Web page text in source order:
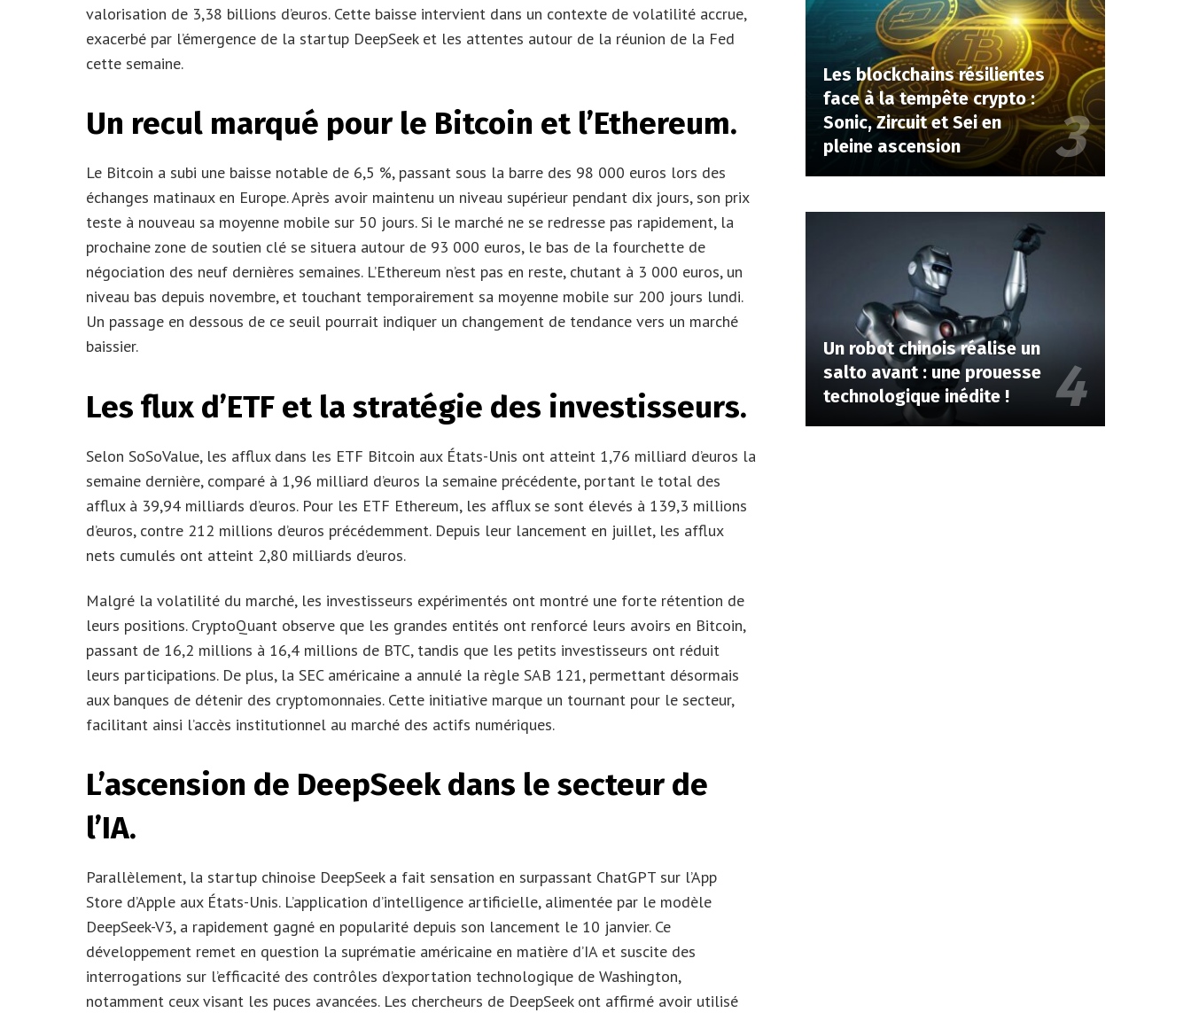
valorisation de 3,38 billions d’euros. Cette baisse intervient dans un contexte de volatilité accrue,
exacerbé par l’émergence de la startup DeepSeek et les attentes autour de la réunion de la Fed
cette semaine.
Un recul marqué pour le Bitcoin et l’Ethereum.
Le Bitcoin a subi une baisse notable de 6,5 %, passant sous la barre des 98 000 euros lors des
échanges matinaux en Europe. Après avoir maintenu un niveau supérieur pendant dix jours, son prix
teste à nouveau sa moyenne mobile sur 50 jours. Si le marché ne se redresse pas rapidement, la
prochaine zone de soutien clé se situera autour de 93 000 euros, le bas de la fourchette de
négociation des neuf dernières semaines. L’Ethereum n’est pas en reste, chutant à 3 000 euros, un
niveau bas depuis novembre, et touchant temporairement sa moyenne mobile sur 200 jours lundi.
Un passage en dessous de ce seuil pourrait indiquer un changement de tendance vers un marché
baissier.
Les flux d’ETF et la stratégie des investisseurs.
Selon SoSoValue, les afflux dans les ETF Bitcoin aux États-Unis ont atteint 1,76 milliard d’euros la
semaine dernière, comparé à 1,96 milliard d’euros la semaine précédente, portant le total des
afflux à 39,94 milliards d’euros. Pour les ETF Ethereum, les afflux se sont élevés à 139,3 millions
d’euros, contre 212 millions d’euros précédemment. Depuis leur lancement en juillet, les afflux
nets cumulés ont atteint 2,80 milliards d’euros.
Malgré la volatilité du marché, les investisseurs expérimentés ont montré une forte rétention de
leurs positions. CryptoQuant observe que les grandes entités ont renforcé leurs avoirs en Bitcoin,
passant de 16,2 millions à 16,4 millions de BTC, tandis que les petits investisseurs ont réduit
leurs participations. De plus, la SEC américaine a annulé la règle SAB 121, permettant désormais
aux banques de détenir des cryptomonnaies. Cette initiative marque un tournant pour le secteur,
facilitant ainsi l’accès institutionnel au marché des actifs numériques.
L’ascension de DeepSeek dans le secteur de
l’IA.
Parallèlement, la startup chinoise DeepSeek a fait sensation en surpassant ChatGPT sur l’App
Store d’Apple aux États-Unis. L’application d’intelligence artificielle, alimentée par le modèle
DeepSeek-V3, a rapidement gagné en popularité depuis son lancement le 10 janvier. Ce
développement remet en question la suprématie américaine en matière d’IA et suscite des
interrogations sur l’efficacité des contrôles d’exportation technologique de Washington,
notamment ceux visant les puces avancées. Les chercheurs de DeepSeek ont affirmé avoir utilisé
Les blockchains résilientes
face à la tempête crypto :
Sonic, Zircuit et Sei en
pleine ascension
Un robot chinois réalise un
salto avant : une prouesse
technologique inédite !